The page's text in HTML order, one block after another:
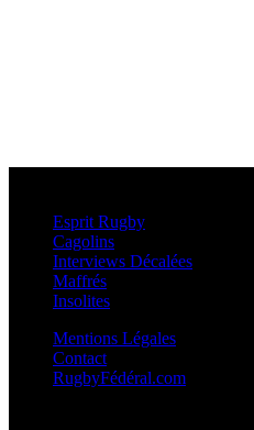
Esprit Rugby
Cagolins
Interviews Décalées
Maffrés
Insolites
Mentions Légales
Contact
RugbyFédéral.com